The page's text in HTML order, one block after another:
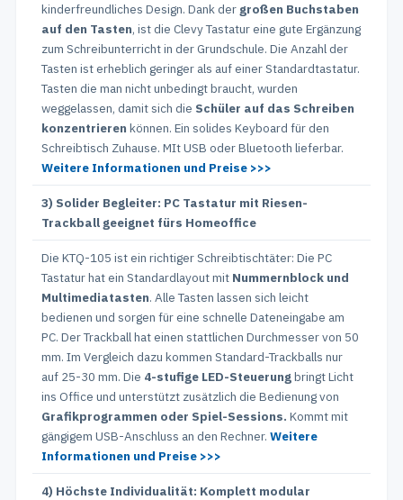
kinderfreundliches Design. Dank der großen Buchstaben
auf den Tasten, ist die Clevy Tastatur eine gute Ergänzung
zum Schreibunterricht in der Grundschule. Die Anzahl der
Tasten ist erheblich geringer als auf einer Standardtastatur.
Tasten die man nicht unbedingt braucht, wurden
weggelassen, damit sich die Schüler auf das Schreiben
konzentrieren können. Ein solides Keyboard für den
Schreibtisch Zuhause. MIt USB oder Bluetooth lieferbar.
Weitere Informationen und Preise >>>
3) Solider Begleiter: PC Tastatur mit Riesen-
Trackball geeignet fürs Homeoffice
Die KTQ-105 ist ein richtiger Schreibtischtäter: Die PC
Tastatur hat ein Standardlayout mit Nummernblock und
Multimediatasten. Alle Tasten lassen sich leicht
bedienen und sorgen für eine schnelle Dateneingabe am
PC. Der Trackball hat einen stattlichen Durchmesser von 50
mm. Im Vergleich dazu kommen Standard-Trackballs nur
auf 25-30 mm. Die 4-stufige LED-Steuerungbringt Licht
ins Office und unterstützt zusätzlich die Bedienung von
Grafikprogrammen oder Spiel-Sessions. Kommt mit
gängigem USB-Anschluss an den Rechner. Weitere
Informationen und Preise >>>
4) Höchste Individualität: Komplett modular